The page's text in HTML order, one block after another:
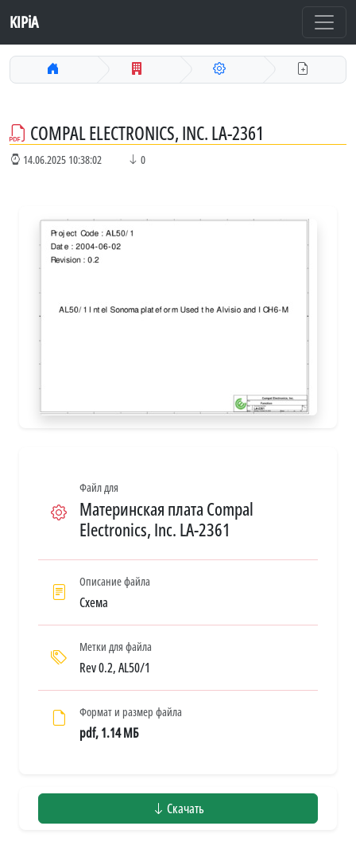
KIPiA
COMPAL ELECTRONICS, INC. LA-2361
14.06.2025 10:38:02 0
Файл для
Материнская плата Compal
Electronics, Inc. LA-2361
Описание файла
Схема
Метки для файла
Rev 0.2, AL50/1
Формат и размер файла
pdf, 1.14 МБ
Скачать